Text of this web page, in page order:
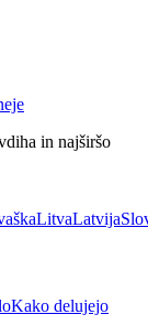
in najširšo
LitvaLatvija
Kako delujejo